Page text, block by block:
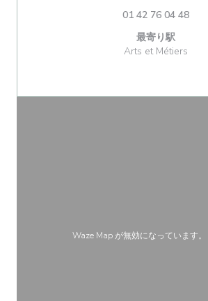
01 42 76 04 48
最寄り駅
Arts et Métiers
Waze Map が無効になっています。